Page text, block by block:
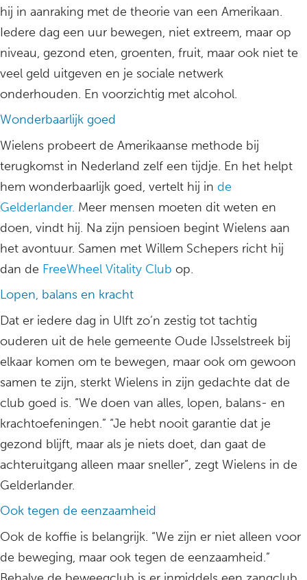
hij in aanraking met de theorie van een Amerikaan.
Iedere dag een uur bewegen, niet extreem, maar op
niveau, gezond eten, groenten, fruit, maar ook niet te
veel geld uitgeven en je sociale netwerk
onderhouden. En voorzichtig met alcohol.
Wonderbaarlijk goed
Wielens probeert de Amerikaanse methode bij
terugkomst in Nederland zelf een tijdje. En het helpt
hem wonderbaarlijk goed, vertelt hij in de
Gelderlander. Meer mensen moeten dit weten en
doen, vindt hij. Na zijn pensioen begint Wielens aan
het avontuur. Samen met Willem Schepers richt hij
dan de FreeWheel Vitality Club op.
Lopen, balans en kracht
Dat er iedere dag in Ulft zo’n zestig tot tachtig
ouderen uit de hele gemeente Oude IJsselstreek bij
elkaar komen om te bewegen, maar ook om gewoon
samen te zijn, sterkt Wielens in zijn gedachte dat de
club goed is. “We doen van alles, lopen, balans- en
krachtoefeningen.” “Je hebt nooit garantie dat je
gezond blijft, maar als je niets doet, dan gaat de
achteruitgang alleen maar sneller”, zegt Wielens in de
Gelderlander.
Ook tegen de eenzaamheid
Ook de koffie is belangrijk. “We zijn er niet alleen voor
de beweging, maar ook tegen de eenzaamheid.”